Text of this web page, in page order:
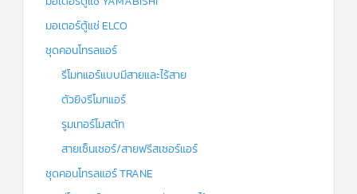
มอเตอร์ตู้แช่ ELCO
ชุดคอนโทรลแอร์
รีโมทแอร์แบบมีสายและไร้สาย
ตัวยิงรีโมทแอร์
รูมเทอร์โมสตัท
สายเซ็นเซอร์/สายฟรีสเซอร์แอร์
ชุดคอนโทรลแอร์ TRANE